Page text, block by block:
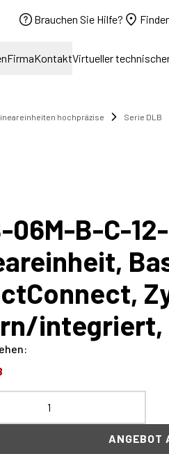
Brauchen Sie Hilfe?
FirmaKontaktVirtueller
hochpräzise
Serie DLB
06M-B-C-
integriert,
:
ANGEBOT